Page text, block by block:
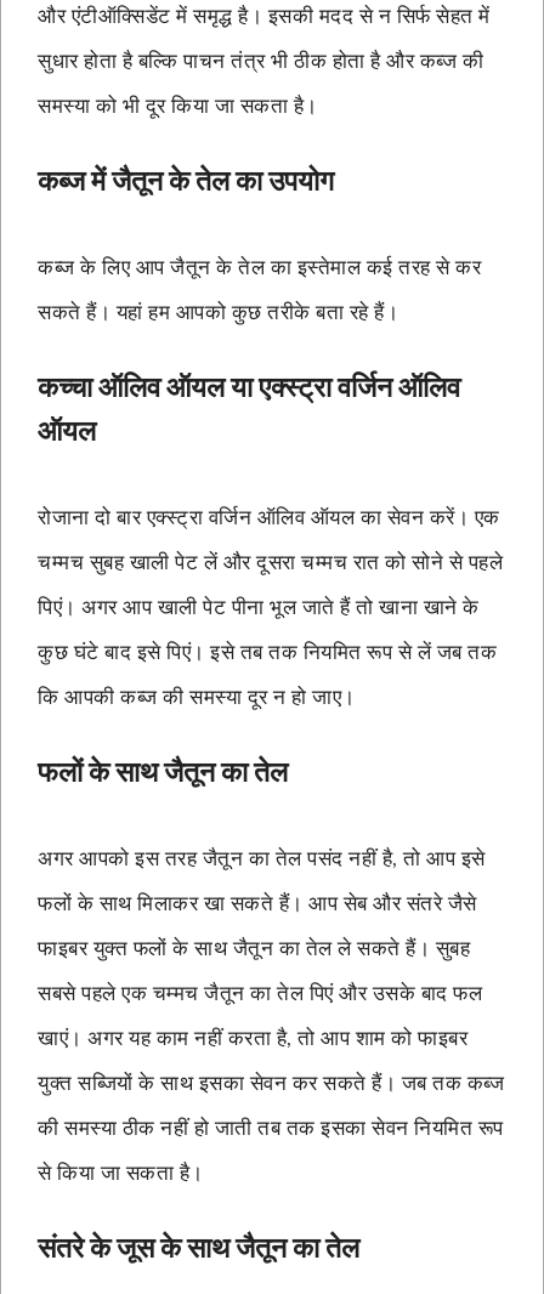
और एंटीऑक्सिडेंट में समृद्ध है। इसकी मदद से न सिर्फ सेहत में
सुधार होता है बल्कि पाचन तंत्र भी ठीक होता है और कब्ज की
समस्या को भी दूर किया जा सकता है।
कब्ज में जैतून के तेल का उपयोग
कब्ज के लिए आप जैतून के तेल का इस्तेमाल कई तरह से कर
सकते हैं। यहां हम आपको कुछ तरीके बता रहे हैं।
कच्चा ऑलिव ऑयल या एक्स्ट्रा वर्जिन ऑलिव
ऑयल
रोजाना दो बार एक्स्ट्रा वर्जिन ऑलिव ऑयल का सेवन करें। एक
चम्मच सुबह खाली पेट लें और दूसरा चम्मच रात को सोने से पहले
पिएं। अगर आप खाली पेट पीना भूल जाते हैं तो खाना खाने के
कुछ घंटे बाद इसे पिएं। इसे तब तक नियमित रूप से लें जब तक
कि आपकी कब्ज की समस्या दूर न हो जाए।
फलों के साथ जैतून का तेल
अगर आपको इस तरह जैतून का तेल पसंद नहीं है, तो आप इसे
फलों के साथ मिलाकर खा सकते हैं। आप सेब और संतरे जैसे
फाइबर युक्त फलों के साथ जैतून का तेल ले सकते हैं। सुबह
सबसे पहले एक चम्मच जैतून का तेल पिएं और उसके बाद फल
खाएं। अगर यह काम नहीं करता है, तो आप शाम को फाइबर
युक्त सब्जियों के साथ इसका सेवन कर सकते हैं। जब तक कब्ज
की समस्या ठीक नहीं हो जाती तब तक इसका सेवन नियमित रूप
से किया जा सकता है।
संतरे के जूस के साथ जैतून का तेल